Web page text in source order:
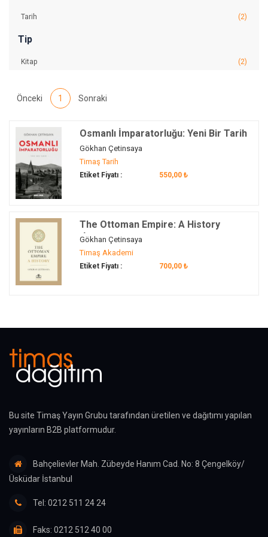
Tarih (2)
Tip
Kitap (2)
Önceki 1 Sonraki
Osmanlı İmparatorluğu: Yeni Bir Tarih
Gökhan Çetinsaya
Timaş Tarih
Etiket Fiyatı : 550,00 ₺
The Ottoman Empire: A History
(İngilizce)
Gökhan Çetinsaya
Timaş Akademi
Etiket Fiyatı : 700,00 ₺
Bu site Timaş Yayın Grubu tarafından üretilen ve dağıtımı yapılan
yayınların B2B platformudur.
Bahçelievler Mah. Zübeyde Hanım Cad. No: 8 Çengelköy/
Üsküdar İstanbul
Tel: 0212 511 24 24
Faks: 0212 512 40 00